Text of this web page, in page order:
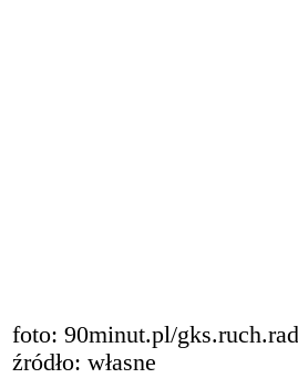
foto: 90minut.pl/
źródło: własne